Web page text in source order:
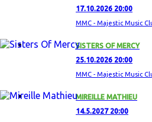
17.10.2026 20:00
MMC - Majestic Music
SISTERS OF MERCY
25.10.2026 20:00
MMC - Majestic Music
MIREILLE MATHIEU
14.5.2027 20:00